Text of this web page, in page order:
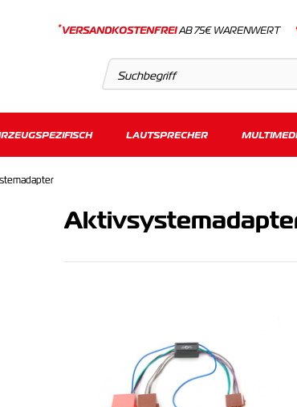
*VERSANDKOSTENFREIAB 75€ WARENWERT
Artikel
LAUTSPRECHER